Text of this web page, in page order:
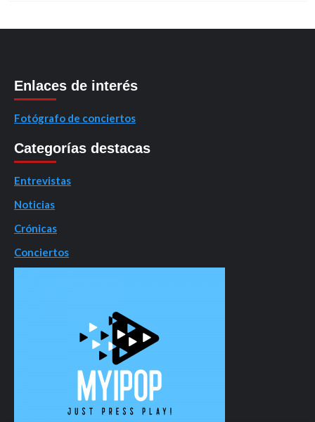
Enlaces de interés
Fotógrafo de conciertos
Categorías destacas
Entrevistas
Noticias
Crónicas
Conciertos